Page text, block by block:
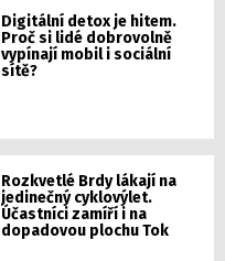
Digitální detox je hitem.
Proč si lidé dobrovolně
vypínají mobil i sociální
sítě?
Rozkvetlé Brdy lákají na
jedinečný cyklovýlet.
Účastníci zamíří i na
dopadovou plochu Tok